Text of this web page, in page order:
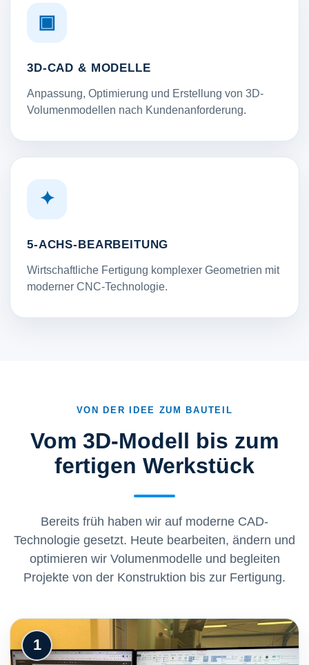
▣
3D-CAD & MODELLE
Anpassung, Optimierung und Erstellung von 3D-
Volumenmodellen nach Kundenanforderung.
✦
5-ACHS-BEARBEITUNG
Wirtschaftliche Fertigung komplexer Geometrien mit
moderner CNC-Technologie.
VON DER IDEE ZUM BAUTEIL
Vom 3D-Modell bis zum
fertigen Werkstück
Bereits früh haben wir auf moderne CAD-
Technologie gesetzt. Heute bearbeiten, ändern und
optimieren wir Volumenmodelle und begleiten
Projekte von der Konstruktion bis zur Fertigung.
1